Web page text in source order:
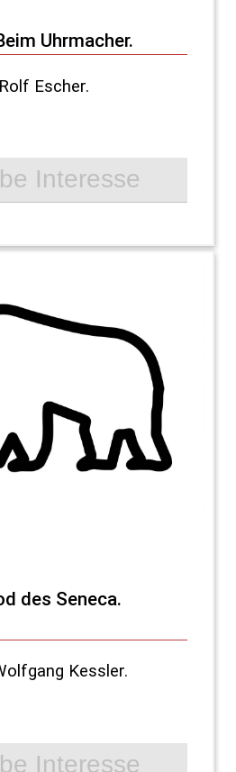
Uhrmacher.
Escher.
des Seneca.
Kessler.